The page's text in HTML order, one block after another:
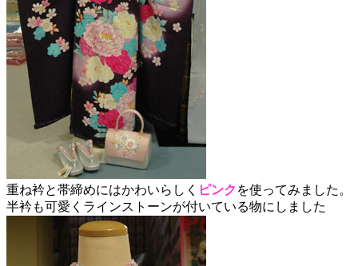
重ね衿と帯締めにはかわいらしく ピンク を使ってみました。
半衿も可愛くラインストーンが付いている物にしました